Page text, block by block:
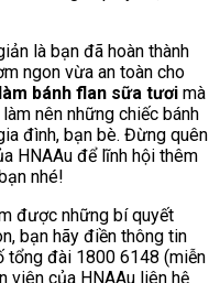
là bạn đã hoàn thành
ngon vừa an toàn cho
làm bánh flan sữa tươi mà
nên những chiếc bánh
đình, bạn bè. Đừng quên
HNAAu để lĩnh hội thêm
nhé!
được những bí quyết
bạn hãy điền thông tin
tổng đài 1800 6148 (miễn
viên của HNAAu liên hệ